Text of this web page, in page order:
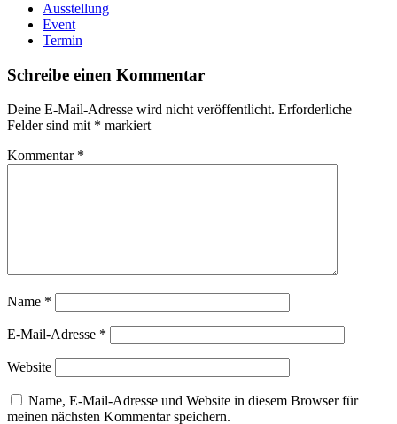
Ausstellung
Event
Termin
Schreibe einen Kommentar
Deine E-Mail-Adresse wird nicht veröffentlicht. Erforderliche
Felder sind mit * markiert
Kommentar *
Name *
E-Mail-Adresse *
Website
Name, E-Mail-Adresse und Website in diesem Browser für
meinen nächsten Kommentar speichern.